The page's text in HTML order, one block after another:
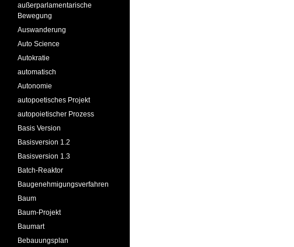
außerparlamentarische
Bewegung
Auswanderung
Auto Science
Autokratie
automatisch
Autonomie
autopoetisches Projekt
autopoietischer Prozess
Basis Version
Basisversion 1.2
Basisversion 1.3
Batch-Reaktor
Baugenehmigungsverfahren
Baum
Baum-Projekt
Baumart
Bebauungsplan